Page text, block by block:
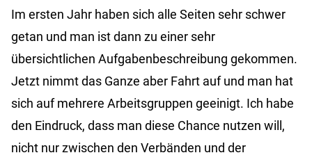
Im ersten Jahr haben sich alle Seiten sehr schwer
getan und man ist dann zu einer sehr
übersichtlichen Aufgabenbeschreibung gekommen.
Jetzt nimmt das Ganze aber Fahrt auf und man hat
sich auf mehrere Arbeitsgruppen geeinigt. Ich habe
den Eindruck, dass man diese Chance nutzen will,
nicht nur zwischen den Verbänden und der